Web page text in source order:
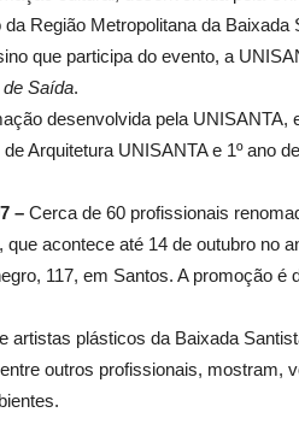
Região Metropolitana da Baixada
que participa do evento, a
Saída.
desenvolvida pela UNISANTA,
Arquitetura UNISANTA e 1º ano
– Cerca de 60 profissionais
acontece até 14 de outubro no
117, em Santos. Apromoção é
artistas plásticos da Baixada
outros profissionais, mostram,